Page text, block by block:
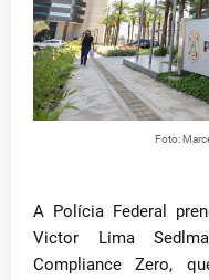
Foto:
A Polícia Federal
Victor Lima
Compliance Zero,